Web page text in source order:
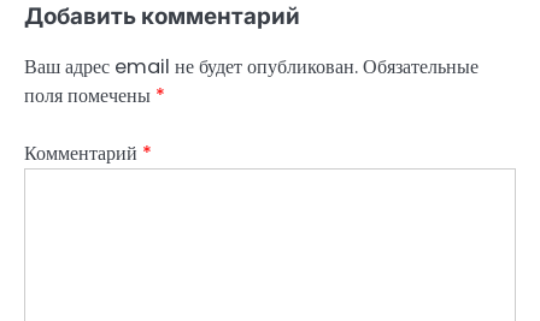
и
с
м
Добавить комментарий
Ваш адрес email не будет опубликован.Обязательные
поля помечены *
Комментарий *